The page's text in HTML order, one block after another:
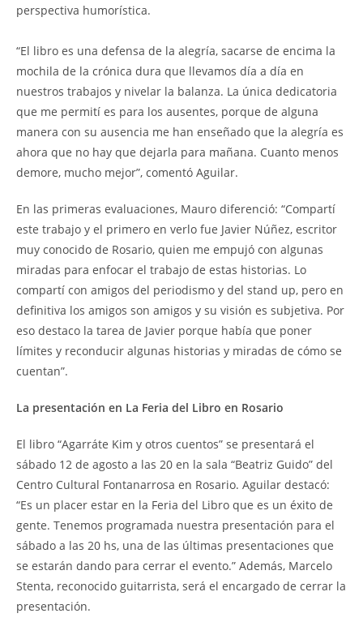
perspectiva humorística.
“El libro es una defensa de la alegría, sacarse de encima la
mochila de la crónica dura que llevamos día a día en
nuestros trabajos y nivelar la balanza. La única dedicatoria
que me permití es para los ausentes, porque de alguna
manera con su ausencia me han enseñado que la alegría es
ahora que no hay que dejarla para mañana. Cuanto menos
demore, mucho mejor”, comentó Aguilar.
En las primeras evaluaciones, Mauro diferenció: “Compartí
este trabajo y el primero en verlo fue Javier Núñez, escritor
muy conocido de Rosario, quien me empujó con algunas
miradas para enfocar el trabajo de estas historias. Lo
compartí con amigos del periodismo y del stand up, pero en
definitiva los amigos son amigos y su visión es subjetiva. Por
eso destaco la tarea de Javier porque había que poner
límites y reconducir algunas historias y miradas de cómo se
cuentan”.
La presentación en La Feria del Libro en Rosario
El libro “Agarráte Kim y otros cuentos” se presentará el
sábado 12 de agosto a las 20 en la sala “Beatriz Guido” del
Centro Cultural Fontanarrosa en Rosario. Aguilar destacó:
“Es un placer estar en la Feria del Libro que es un éxito de
gente. Tenemos programada nuestra presentación para el
sábado a las 20 hs, una de las últimas presentaciones que
se estarán dando para cerrar el evento.” Además, Marcelo
Stenta, reconocido guitarrista, será el encargado de cerrar la
presentación.